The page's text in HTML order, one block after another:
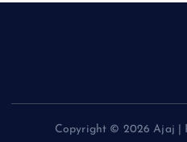
Copyright © 2026 Ajaj |